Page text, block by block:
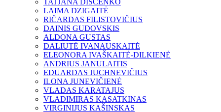
TATJANA DIŠČENKO
LAIMA DZIGAITĖ
RIČARDAS FILISTOVIČIUS
DAINIS GUDOVSKIS
ALDONA GUSTAS
DALIUTĖ IVANAUSKAITĖ
ELEONORA IVAŠKAITĖ-DILKIENĖ
ANDRIUS JANULAITIS
EDUARDAS JUCHNEVIČIUS
ILONA JUNEVIČIENĖ
VLADAS KARATAJUS
VLADIMIRAS KASATKINAS
VIRGINIJUS KAŠINSKAS